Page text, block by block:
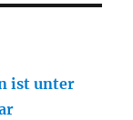
ist unter